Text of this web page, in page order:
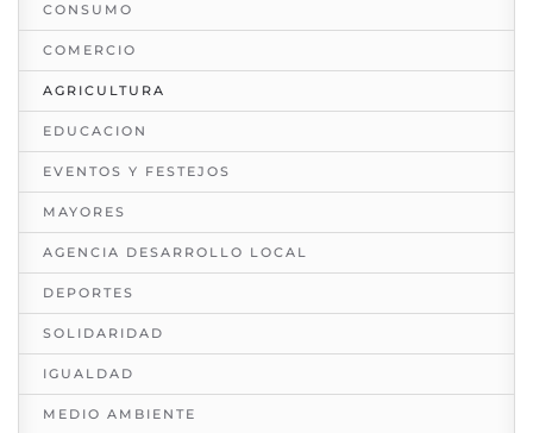
CONSUMO
COMERCIO
AGRICULTURA
EDUCACION
EVENTOS Y FESTEJOS
MAYORES
AGENCIA DESARROLLO LOCAL
DEPORTES
SOLIDARIDAD
IGUALDAD
MEDIO AMBIENTE